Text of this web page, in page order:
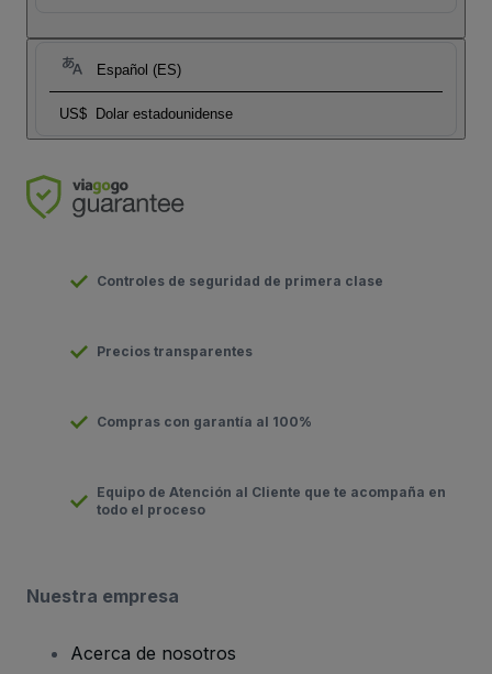
Español (ES)
US$ Dolar estadounidense
Controles de seguridad de primera clase
Precios transparentes
Compras con garantía al 100%
Equipo de Atención al Cliente que te acompaña en
todo el proceso
Nuestra empresa
Acerca de nosotros